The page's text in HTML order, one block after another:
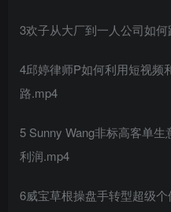
3欢子从大厂到一人公司如
4邱婷律师P如何利用短视频
路.mp4
5 Sunny Wang非标高客单
利润.mp4
6威宝草根操盘手转型超级